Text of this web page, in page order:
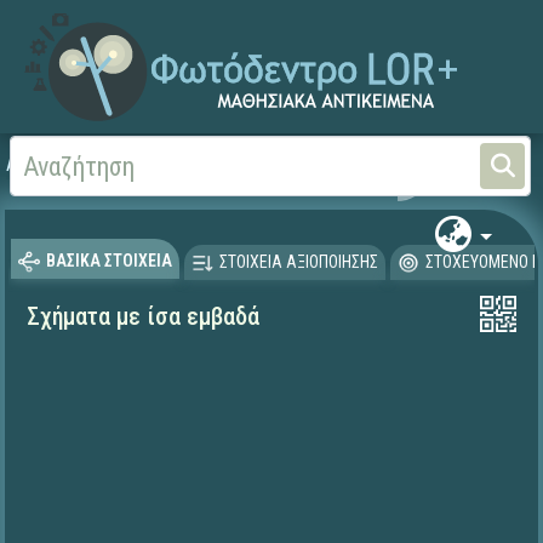
Αρχική ΕΡΓΑ ΙΤΥΕ 1996-2008
ΒΑΣΙΚΑ ΣΤΟΙΧΕΙΑ ΣΤΟΙΧΕΙΑ ΑΞΙΟΠΟΙΗΣΗΣ ΣΤΟΧΕΥΟΜΕΝΟ
Σχήματα με ίσα εμβαδά